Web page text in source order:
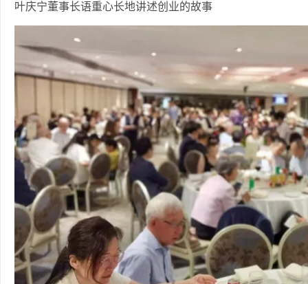
叶庆宁董事长语重心长地讲述创业的故事